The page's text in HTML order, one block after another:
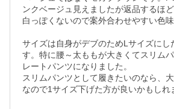
ンクベージュ見えましたが返品するほど
白っぽくないので案外合わせやすい色味
サイズは自身がデブのためLサイズにし
す。特に腰～太ももが大きくてスリム
レートパンツになりました。
スリムパンツとして履きたいのなら、
なので1サイズ下げた方が良いかもしれ